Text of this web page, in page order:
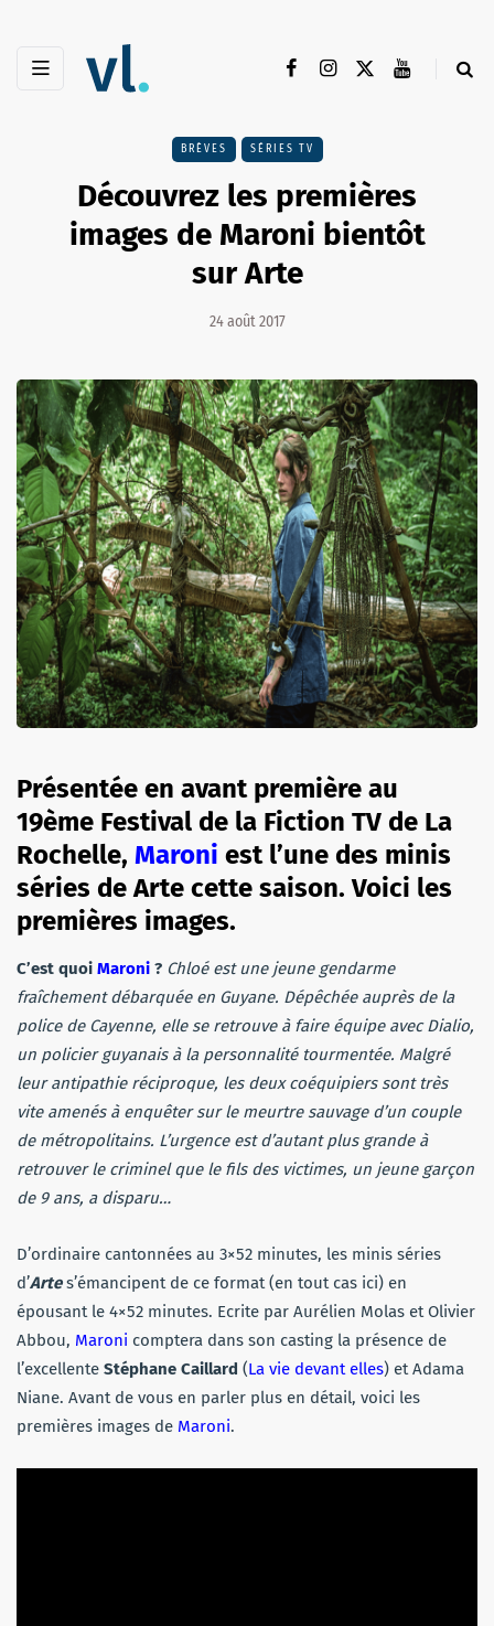
BRÈVES SÉRIES TV
Découvrez les premières
images de Maroni bientôt
sur Arte
24 août 2017
Présentée en avant première au
19ème Festival de la Fiction TV de La
Rochelle, Maroni est l’une des minis
séries de Arte cette saison. Voici les
premières images.
C’est quoi Maroni ? Chloé est une jeune gendarme
fraîchement débarquée en Guyane. Dépêchée auprès de la
police de Cayenne, elle se retrouve à faire équipe avec Dialio,
un policier guyanais à la personnalité tourmentée. Malgré
leur antipathie réciproque, les deux coéquipiers sont très
vite amenés à enquêter sur le meurtre sauvage d’un couple
de métropolitains. L’urgence est d’autant plus grande à
retrouver le criminel que le fils des victimes, un jeune garçon
de 9 ans, a disparu…
D’ordinaire cantonnées au 3×52 minutes, les minis séries
d’Artes’émancipent de ce format (en tout cas ici) en
épousant le 4×52 minutes. Ecrite par Aurélien Molas et Olivier
Abbou, Maroni comptera dans son casting la présence de
l’excellente Stéphane Caillard (La vie devant elles) et Adama
Niane. Avant de vous en parler plus en détail, voici les
premières images de Maroni.